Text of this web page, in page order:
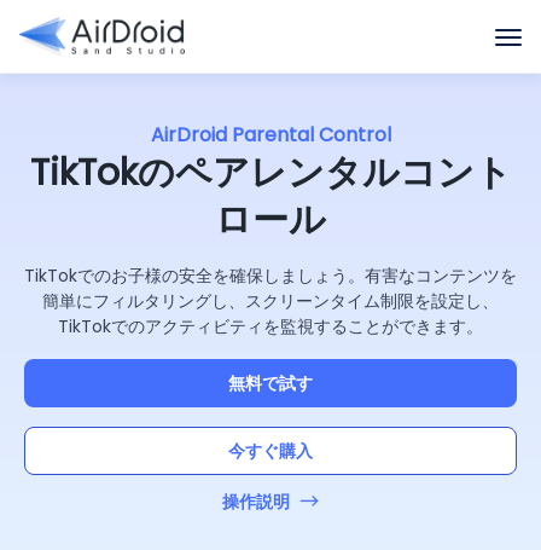
AirDroid Parental Control
TikTokのペアレンタルコント
ロール
TikTokでのお子様の安全を確保しましょう。有害なコンテンツを
簡単にフィルタリングし、スクリーンタイム制限を設定し、
TikTokでのアクティビティを監視することができます。
無料で試す
今すぐ購入
操作説明